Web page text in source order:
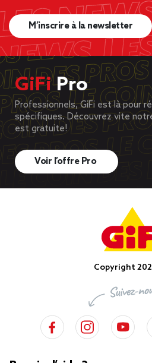
M’inscrire à la newsletter
GiFiPro
Professionnels, GiFi est là pour
spécifiques. Découvrez vite
est gratuite!
Voir l’offre Pro
Copyright